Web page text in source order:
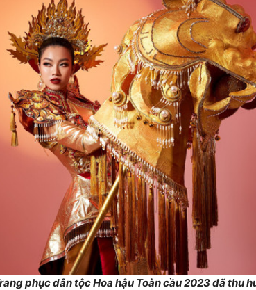
phục dân tộc Hoa hậu Toàn cầu 2023 đã thu